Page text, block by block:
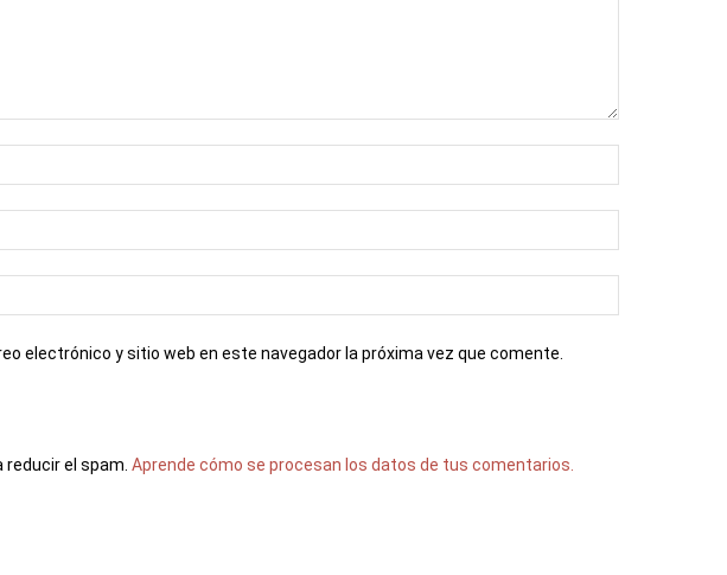
electrónico y sitio web en este navegador la próxima vez que comente.
el spam. Aprende cómo se procesan los datos de tus comentarios.